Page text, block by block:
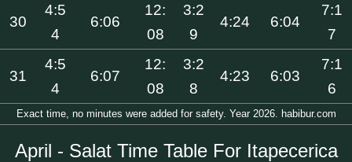
30
4:5
4
6:06
12:
08
3:2
9
4:24 6:04
7:1
7
31
4:5
4
6:07
12:
08
3:2
8
4:23 6:03
7:1
6
Exact time, no minutes were added for safety. Year 2026. habibur.com
April - Salat Time Table For Itapecerica